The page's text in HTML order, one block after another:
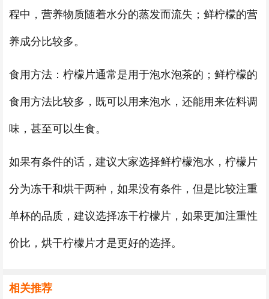
程中，营养物质随着水分的蒸发而流失；鲜柠檬的营
养成分比较多。
食用方法：柠檬片通常是用于泡水泡茶的；鲜柠檬的
食用方法比较多，既可以用来泡水，还能用来佐料调
味，甚至可以生食。
如果有条件的话，建议大家选择鲜柠檬泡水，柠檬片
分为冻干和烘干两种，如果没有条件，但是比较注重
单杯的品质，建议选择冻干柠檬片，如果更加注重性
价比，烘干柠檬片才是更好的选择。
相关推荐